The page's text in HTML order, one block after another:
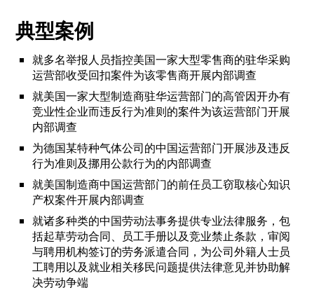
典型案例
就多名举报人员指控美国一家大型零售商的驻华采购
运营部收受回扣案件为该零售商开展内部调查
就美国一家大型制造商驻华运营部门的高管因开办有
竞业性企业而违反行为准则的案件为该运营部门开展
内部调查
为德国某特种气体公司的中国运营部门开展涉及违反
行为准则及挪用公款行为的内部调查
就美国制造商中国运营部门的前任员工窃取核心知识
产权案件开展内部调查
就诸多种类的中国劳动法事务提供专业法律服务，包
括起草劳动合同、员工手册以及竞业禁止条款，审阅
与聘用机构签订的劳务派遣合同，为公司外籍人士员
工聘用以及就业相关移民问题提供法律意见并协助解
决劳动争端